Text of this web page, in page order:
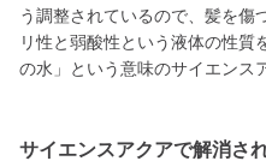
う調整されているので、髪を傷
リ性と弱酸性という液体の性質
の水」という意味のサイエンス
サイエンスアクアで解消さ